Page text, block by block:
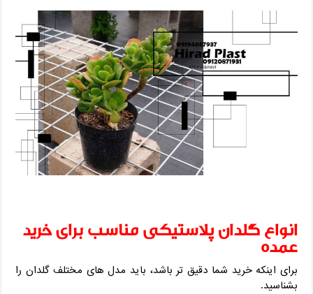
انواع گلدان پلاستیکی مناسب برای خرید
عمده
برای اینکه خرید شما دقیق ‌تر باشد، باید مدل ‌های مختلف گلدان را
بشناسید.